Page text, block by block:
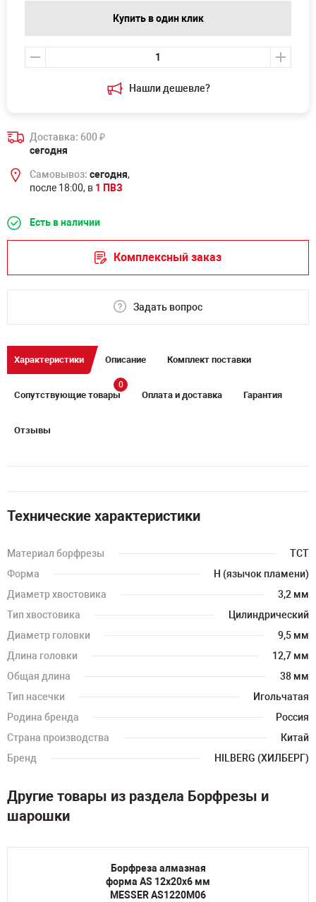
Нашли дешевле?
Купить в один клик
Доставка: 600₽
сегодня
Самовывоз: сегодня,
после 18:00, в 1 ПВЗ
Есть в наличии
Комплексный заказ
Задать вопрос
Характеристики Описание Комплект поставки
Сопутствующие товары
0
Оплата и доставка Гарантия
Отзывы
Технические характеристики
Материал борфрезы
TCT
Форма
H (язычок пламени)
Диаметр хвостовика
3,2 мм
Тип хвостовика
Цилиндрический
Диаметр головки
9,5 мм
Длина головки
12,7 мм
Общая длина
38 мм
Тип насечки
Игольчатая
Родина бренда
Россия
Страна производства
Китай
Бренд
HILBERG (ХИЛБЕРГ)
Другие товары из раздела Борфрезы и
шарошки
Борфреза алмазная
форма AS 12х20х6 мм
MESSER AS1220M06